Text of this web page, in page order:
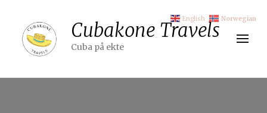
Cubakone Travels
Cuba på ekte
English Norwegian